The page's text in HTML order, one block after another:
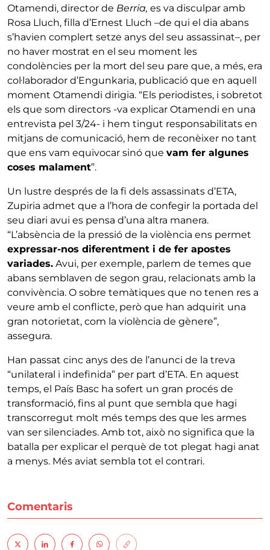
Otamendi, director de Berria, es va disculpar amb
Rosa Lluch, filla d’Ernest Lluch –de qui el dia abans
s’havien complert setze anys del seu assassinat–, per
no haver mostrat en el seu moment les
condolències per la mort del seu pare que, a més, era
col·laborador d’Engunkaria, publicació que en aquell
moment Otamendi dirigia. “Els periodistes, i sobretot
els que som directors -va explicar Otamendi en una
entrevista pel 3/24- i hem tingut responsabilitats en
mitjans de comunicació, hem de reconèixer no tant
que ens vam equivocar sinó que vam fer algunes
coses malament”.
Un lustre després de la fi dels assassinats d’ETA,
Zupiria admet que a l’hora de confegir la portada del
seu diari avui es pensa d’una altra manera.
“L’absència de la pressió de la violència ens permet
expressar-nos diferentment i de fer apostes
variades. Avui, per exemple, parlem de temes que
abans semblaven de segon grau, relacionats amb la
convivència. O sobre temàtiques que no tenen res a
veure amb el conflicte, però que han adquirit una
gran notorietat, com la violència de gènere”,
assegura.
Han passat cinc anys des de l’anunci de la treva
“unilateral i indefinida” per part d’ETA. En aquest
temps, el País Basc ha sofert un gran procés de
transformació, fins al punt que sembla que hagi
transcorregut molt més temps des que les armes
van ser silenciades. Amb tot, això no significa que la
batalla per explicar el perquè de tot plegat hagi anat
a menys. Més aviat sembla tot el contrari.
Comentaris